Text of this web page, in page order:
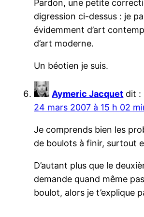
Pardon, une petite
digression ci-dessus : je
évidemment d’art
d’art moderne.
Un béotien je suis.
Aymeric Jacquet dit :
24 mars 2007 à 15 h 02
Je comprends bien les
de boulots à finir, surtout
D’autant plus que le
demande quand même
boulot, alors je t’explique